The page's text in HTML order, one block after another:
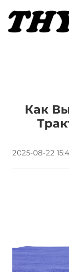
Как
2025-08-22